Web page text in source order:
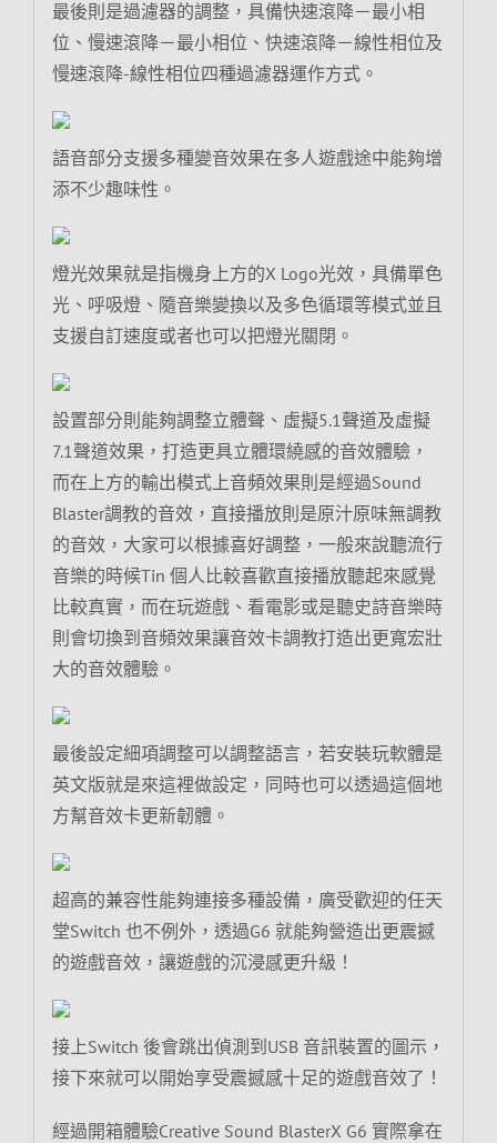
最後則是過濾器的調整，具備快速滾降－最小相
位、慢速滾降－最小相位、快速滾降－線性相位及
慢速滾降-線性相位四種過濾器運作方式。
語音部分支援多種變音效果在多人遊戲途中能夠增
添不少趣味性。
燈光效果就是指機身上方的X Logo光效，具備單色
光、呼吸燈、隨音樂變換以及多色循環等模式並且
支援自訂速度或者也可以把燈光關閉。
設置部分則能夠調整立體聲、虛擬5.1聲道及虛擬
7.1聲道效果，打造更具立體環繞感的音效體驗，
而在上方的輸出模式上音頻效果則是經過Sound
Blaster調教的音效，直接播放則是原汁原味無調教
的音效，大家可以根據喜好調整，一般來說聽流行
音樂的時候Tin 個人比較喜歡直接播放聽起來感覺
比較真實，而在玩遊戲、看電影或是聽史詩音樂時
則會切換到音頻效果讓音效卡調教打造出更寬宏壯
大的音效體驗。
最後設定細項調整可以調整語言，若安裝玩軟體是
英文版就是來這裡做設定，同時也可以透過這個地
方幫音效卡更新韌體。
超高的兼容性能夠連接多種設備，廣受歡迎的任天
堂Switch 也不例外，透過G6 就能夠營造出更震撼
的遊戲音效，讓遊戲的沉浸感更升級！
接上Switch 後會跳出偵測到USB 音訊裝置的圖示，
接下來就可以開始享受震撼感十足的遊戲音效了！
經過開箱體驗Creative Sound BlasterX G6 實際拿在